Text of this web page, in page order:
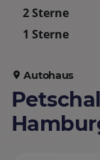
2 Sterne
1 Sterne
Autohaus